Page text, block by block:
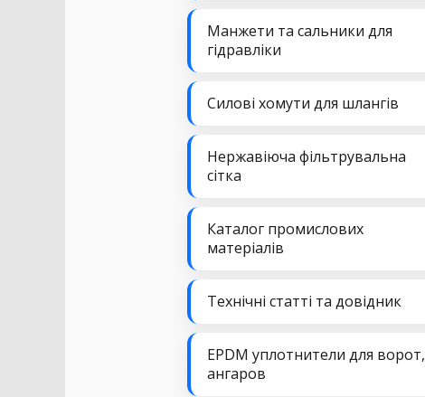
Манжети та сальники для
гідравліки
Силові хомути для шлангів
Нержавіюча фільтрувальна
сітка
Каталог промислових
матеріалів
Технічні статті та довідник
EPDM уплотнители для ворот,
ангаров